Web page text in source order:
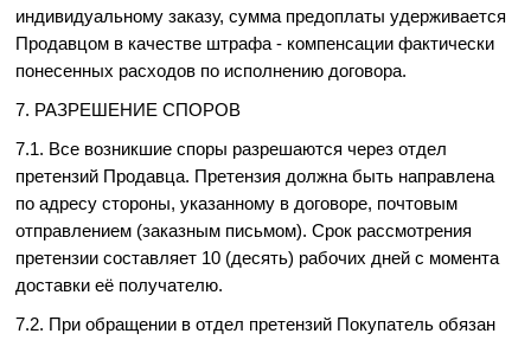
индивидуальному заказу, сумма предоплаты удерживается
Продавцом в качестве штрафа - компенсации фактически
понесенных расходов по исполнению договора.
7. РАЗРЕШЕНИЕ СПОРОВ
7.1. Все возникшие споры разрешаются через отдел
претензий Продавца. Претензия должна быть направлена
по адресу стороны, указанному в договоре, почтовым
отправлением (заказным письмом). Срок рассмотрения
претензии составляет 10 (десять) рабочих дней с момента
доставки её получателю.
7.2. При обращении в отдел претензий Покупатель обязан